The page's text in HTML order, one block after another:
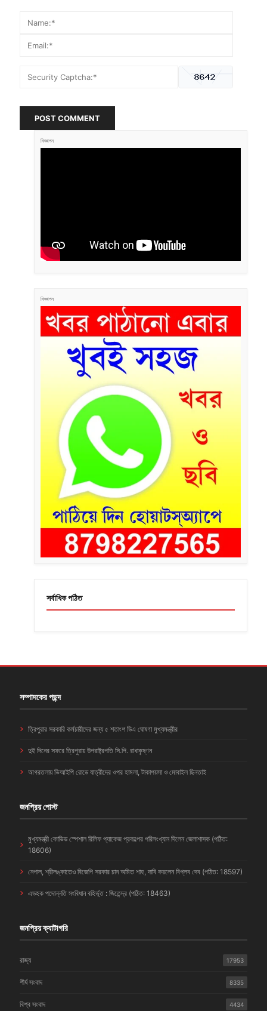
POST COMMENT
বিজ্ঞাপন
বিজ্ঞাপন
সর্বাধিক পঠিত
সম্পাদকের পছন্দ
ত্রিপুরার সরকারি কর্মচারীদের জন্য ৫ শতাংশ ডিএ ঘোষণা মুখ্যমন্ত্রীর
দুই দিনের সফরে ত্রিপুরায় উপরাষ্ট্রপতি সি.পি. রাধাকৃষ্ণন
আগরতলায় ভিআইপি রোডে যাত্রীদের ওপর হামলা, টাকাপয়সা ও মোবাইল ছিনতাই
জনপ্রিয় পোস্ট
মুখ্যমন্ত্রী কোভিড স্পেশাল রিলিফ প্যাকেজ প্রকল্পের পরিসংখ্যান দিলেন জেলাশাসক (পঠিত:
18606)
নেপাল, শ্রীলঙ্কাতেও বিজেপি সরকার চান অমিত শাহ, দাবি করলেন বিপ্লব দেব (পঠিত: 18597)
এডহক পদোন্নতি সংবিধান বহির্ভূত : জিতেন্দ্র (পঠিত: 18463)
জনপ্রিয় ক্যাটাগরি
রাজ্য 17953
শীর্ষ সংবাদ 8335
বিশ্ব সংবাদ 4434